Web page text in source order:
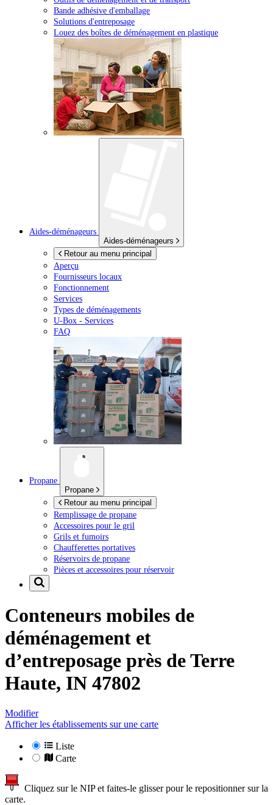
Bande adhésive d'emballage
Solutions d'entreposage
Louez des boîtes de déménagement en plastique
Aides-déménageurs
Aides-déménageurs
Retour au menu principal
Aperçu
Fournisseurs locaux
Fonctionnement
Services
Types de déménagements
U-Box - Services
FAQ
Propane
Propane
Retour au menu principal
Remplissage de propane
Accessoires pour le gril
Grils et fumoirs
Chaufferettes portatives
Réservoirs de propane
Pièces et accessoires pour réservoir
Conteneurs mobiles de
déménagement et
d’entreposage près deTerre
Haute, IN 47802
Modifier
Afficher les établissements sur une carte
Liste
Carte
Cliquez sur le NIP et faites-le glisser pour le repositionner sur la
carte.